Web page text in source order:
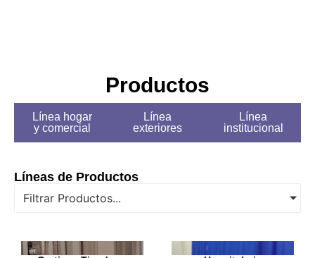
Productos
Línea hogar
y comercial
Línea
exteriores
Línea
institucional
Líneas de Productos
Filtrar Productos...